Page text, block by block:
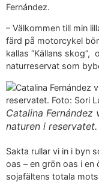
Fernández.
– Välkommen till min
färd på motorcykel
kallas “Källans
naturreservat som
Catalina
naturen i
Sakta rullar vi in i byn
oas – en grön oas i en
sojafältens totala